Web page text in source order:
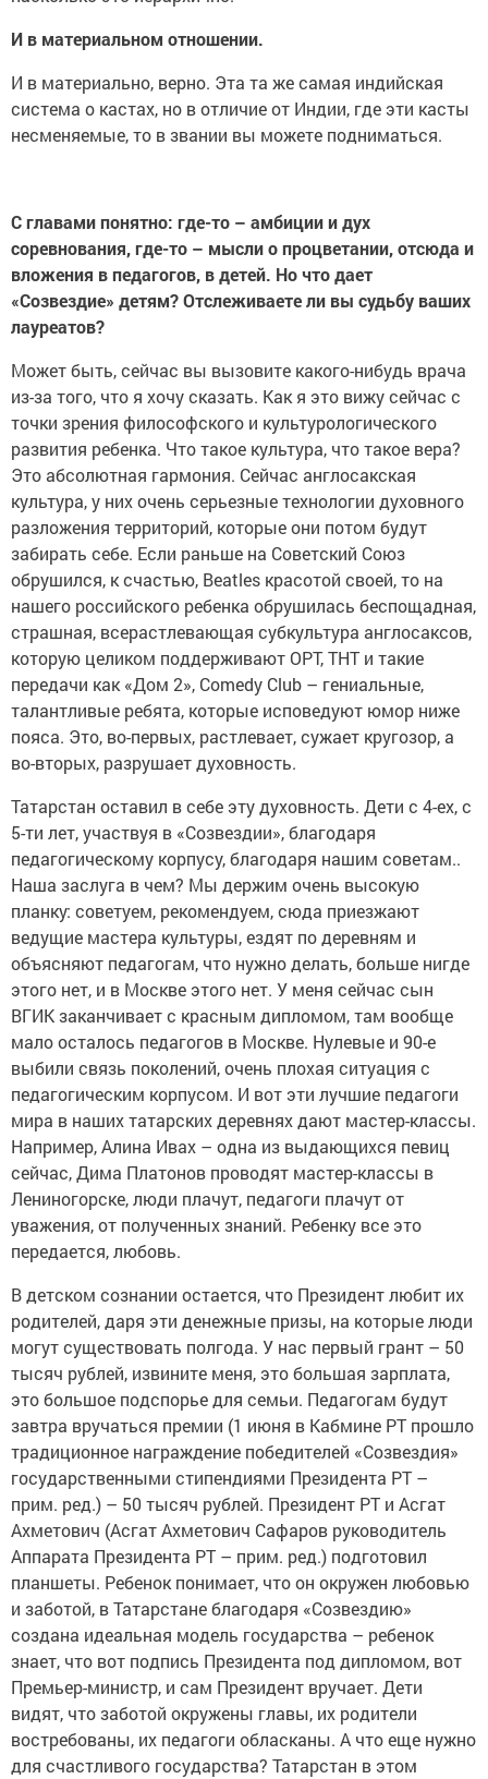
И в материальном отношении.
И в материально, верно. Эта та же самая индийская
система о кастах, но в отличие от Индии, где эти касты
несменяемые, то в звании вы можете подниматься.
С главами понятно: где-то – амбиции и дух
соревнования, где-то – мысли о процветании, отсюда и
вложения в педагогов, в детей. Но что дает
«Созвездие» детям? Отслеживаете ли вы судьбу ваших
лауреатов?
Может быть, сейчас вы вызовите какого-нибудь врача
из-за того, что я хочу сказать. Как я это вижу сейчас с
точки зрения философского и культурологического
развития ребенка. Что такое культура, что такое вера?
Это абсолютная гармония. Сейчас англосакская
культура, у них очень серьезные технологии духовного
разложения территорий, которые они потом будут
забирать себе. Если раньше на Советский Союз
обрушился, к счастью, Beatles красотой своей, то на
нашего российского ребенка обрушилась беспощадная,
страшная, всерастлевающая субкультура англосаксов,
которую целиком поддерживают ОРТ, ТНТ и такие
передачи как «Дом 2», Comedy Club – гениальные,
талантливые ребята, которые исповедуют юмор ниже
пояса. Это, во-первых, растлевает, сужает кругозор, а
во-вторых, разрушает духовность.
Татарстан оставил в себе эту духовность. Дети с 4-ех, с
5-ти лет, участвуя в «Созвездии», благодаря
педагогическому корпусу, благодаря нашим советам..
Наша заслуга в чем? Мы держим очень высокую
планку: советуем, рекомендуем, сюда приезжают
ведущие мастера культуры, ездят по деревням и
объясняют педагогам, что нужно делать, больше нигде
этого нет, и в Москве этого нет. У меня сейчас сын
ВГИК заканчивает с красным дипломом, там вообще
мало осталось педагогов в Москве. Нулевые и 90-е
выбили связь поколений, очень плохая ситуация с
педагогическим корпусом. И вот эти лучшие педагоги
мира в наших татарских деревнях дают мастер-классы.
Например, Алина Ивах – одна из выдающихся певиц
сейчас, Дима Платонов проводят мастер-классы в
Лениногорске, люди плачут, педагоги плачут от
уважения, от полученных знаний. Ребенку все это
передается, любовь.
В детском сознании остается, что Президент любит их
родителей, даря эти денежные призы, на которые люди
могут существовать полгода. У нас первый грант – 50
тысяч рублей, извините меня, это большая зарплата,
это большое подспорье для семьи. Педагогам будут
завтра вручаться премии (1 июня в Кабмине РТ прошло
традиционное награждение победителей «Созвездия»
государственными стипендиями Президента РТ –
прим. ред.) – 50 тысяч рублей. Президент РТ и Асгат
Ахметович (Асгат Ахметович Сафаров руководитель
Аппарата Президента РТ – прим. ред.) подготовил
планшеты. Ребенок понимает, что он окружен любовью
и заботой, в Татарстане благодаря «Созвездию»
создана идеальная модель государства – ребенок
знает, что вот подпись Президента под дипломом, вот
Премьер-министр, и сам Президент вручает. Дети
видят, что заботой окружены главы, их родители
востребованы, их педагоги обласканы. А что еще нужно
для счастливого государства? Татарстан в этом